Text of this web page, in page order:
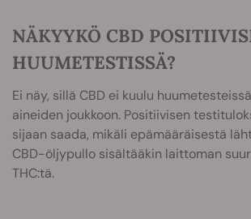
NÄKYYKÖ CBD
HUUMETESTISSÄ?
Ei näy, sillä CBD ei kuulu
aineiden joukkoon. Positiivisen
sijaan saada, mikäli epämääräisestä
CBD-öljypullo sisältääkin laittoman
THC:tä.